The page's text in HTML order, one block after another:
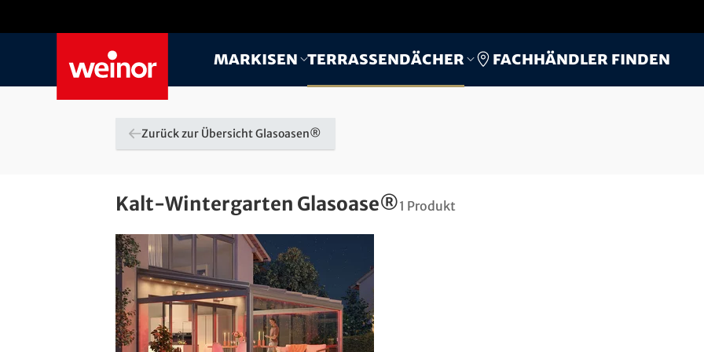
Markisen Terrassendächer Fachhändler finden
Zurück zur Übersicht Glasoasen®
Kalt-Wintergarten Glasoase®1 Produkt